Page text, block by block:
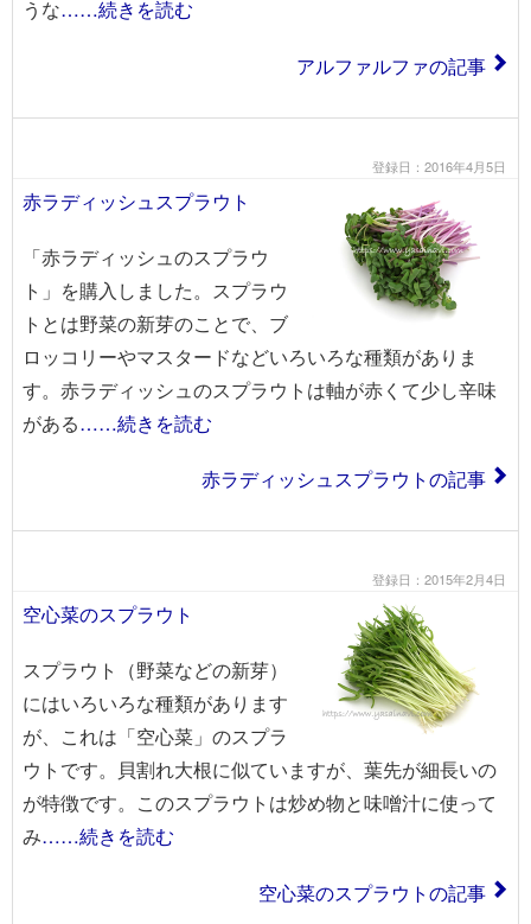
うな……続きを読む
アルファルファの記事
登録日：2016年4月5日
赤ラディッシュスプラウト
「赤ラディッシュのスプラウ
ト」を購入しました。スプラウ
トとは野菜の新芽のことで、ブ
ロッコリーやマスタードなどいろいろな種類がありま
す。赤ラディッシュのスプラウトは軸が赤くて少し辛味
がある……続きを読む
赤ラディッシュスプラウトの記事
登録日：2015年2月4日
空心菜のスプラウト
スプラウト（野菜などの新芽）
にはいろいろな種類があります
が、これは「空心菜」のスプラ
ウトです。貝割れ大根に似ていますが、葉先が細長いの
が特徴です。このスプラウトは炒め物と味噌汁に使って
み……続きを読む
空心菜のスプラウトの記事